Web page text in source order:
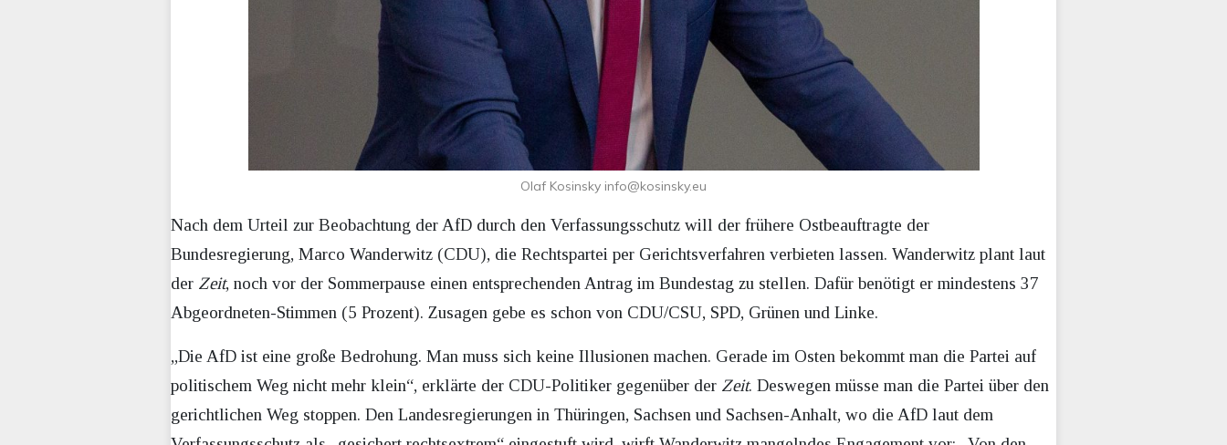
Olaf Kosinsky info@kosinsky.eu
Nach dem Urteil zur Beobachtung der AfD durch den Verfassungsschutz will der frühere Ostbeauftragte der
Bundesregierung, Marco Wanderwitz (CDU), die Rechtspartei per Gerichtsverfahren verbieten lassen. Wanderwitz plant laut
der Zeit, noch vor der Sommerpause einen entsprechenden Antrag im Bundestag zu stellen. Dafür benötigt er mindestens 37
Abgeordneten-Stimmen (5 Prozent). Zusagen gebe es schon von CDU/CSU, SPD, Grünen und Linke.
„Die AfD ist eine große Bedrohung. Man muss sich keine Illusionen machen. Gerade im Osten bekommt man die Partei auf
politischem Weg nicht mehr klein“, erklärte der CDU-Politiker gegenüber der Zeit. Deswegen müsse man die Partei über den
gerichtlichen Weg stoppen. Den Landesregierungen in Thüringen, Sachsen und Sachsen-Anhalt, wo die AfD laut dem